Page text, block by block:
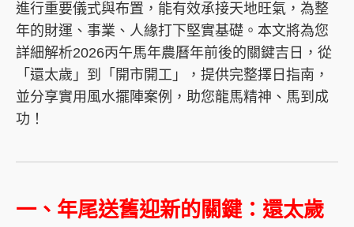
進行重要儀式與布置，能有效承接天地旺氣，為整
年的財運、事業、人緣打下堅實基礎。本文將為您
詳細解析2026丙午馬年農曆年前後的關鍵吉日，從
「還太歲」到「開市開工」，提供完整擇日指南，
並分享實用風水擺陣案例，助您龍馬精神、馬到成
功！
一、年尾送舊迎新的關鍵：還太歲